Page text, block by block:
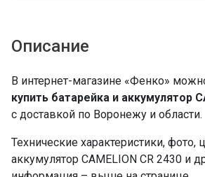
Описание
В интернет-магазине «Фенко»
купить батарейка и аккумулятор
с доставкой по Воронежу и области.
Технические характеристики, фото,
аккумулятор CAMELION CR 2430 и